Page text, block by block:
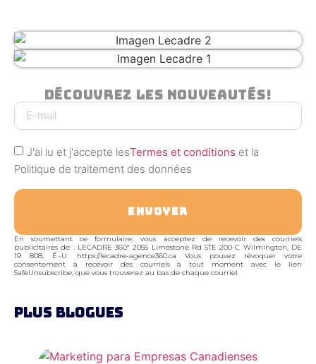
Découvrez Les Nouveautés!
J'ai lu et j'accepte lesTermes et conditions et la
Politique de traitement des données
ENVOYER
En soumettant ce formulaire, vous acceptez de recevoir des courriels
publicitaires de : LECADRE 360º 2055 Limestone Rd STE 200-C Wilmington, DE
19 808, É.-U. https://lecadre-agence360.ca Vous pouvez révoquer votre
consentement à recevoir des courriels à tout moment avec le lien
SafeUnsubscribe, que vous trouverez au bas de chaque courriel.
PLUS BLOGUES